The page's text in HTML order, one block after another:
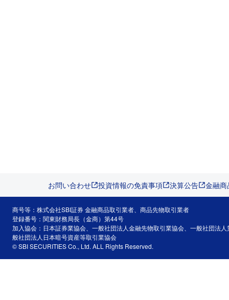
お問い合わせ 投資情報の免責事項 決算公告 金融
商号等：株式会社SBI証券 金融商品取引業者、商品先物取引業者
登録番号：関東財務局長（金商）第44号
加入協会：日本証券業協会、一般社団法人金融先物取引業協会、一般社団法
般社団法人日本暗号資産等取引業協会
© SBI SECURITIES Co., Ltd. ALL Rights Reserved.